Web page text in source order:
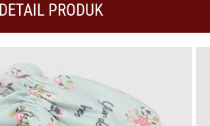
DETAIL PRODUK